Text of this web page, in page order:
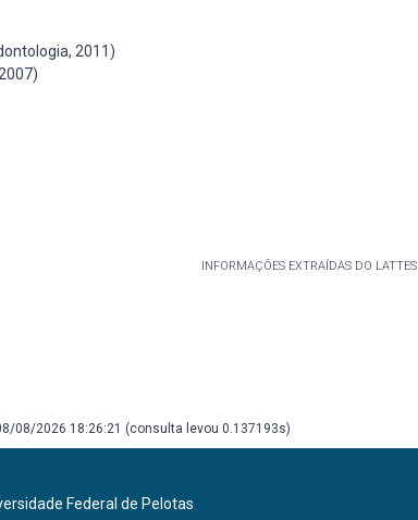
2011)
INFORMAÇÕES EXTRAÍDAS DO LATTES
08/2026 18:26:21 (consulta levou 0.137193s)
Federal de Pelotas